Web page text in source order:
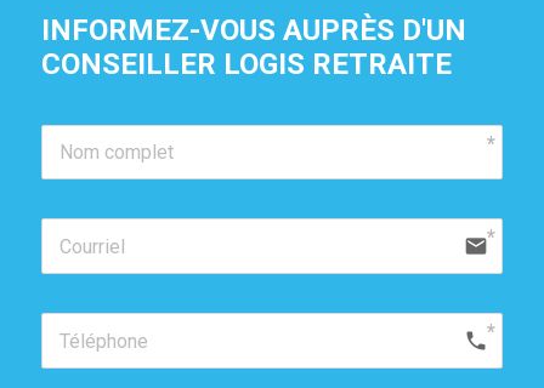
INFORMEZ-VOUS AUPRÈS D'UN
CONSEILLER LOGIS RETRAITE
email
phone